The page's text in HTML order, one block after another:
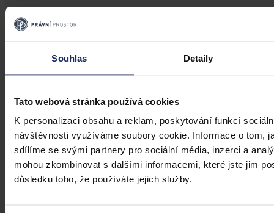
Souhlas Detaily
Tato webová stránka používá cookies
K personalizaci obsahu a reklam, poskytování funkcí
návštěvnosti využíváme soubory cookie. Informace o tom,
sdílíme se svými partnery pro sociální média, inzerci a
mohou zkombinovat s dalšími informacemi, které jste jim
důsledku toho, že používáte jejich služby.
Judikatura
typů věznic
typů věznic. Komentář k usnesení Nejvyššího soudu ČR ze dne 24.
10. 2013, sp. zn. 8 Tdo 1037/2013.
JUDr. Karel Havlíček • 16. února 2014, 23:00